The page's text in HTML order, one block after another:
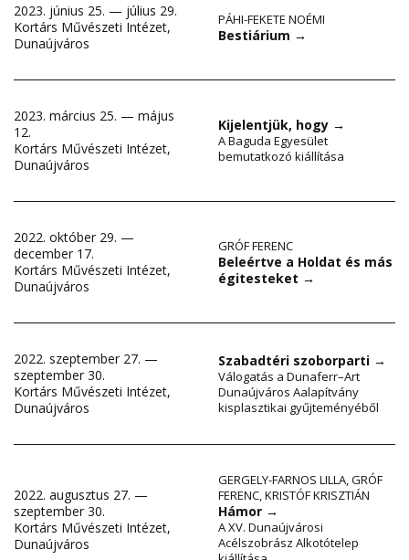
2023. június 25. — július 29.
Kortárs Művészeti Intézet,
Dunaújváros
PÁHI-FEKETE NOÉMI
Bestiárium →
2023. március 25. — május
12.
Kortárs Művészeti Intézet,
Dunaújváros
Kijelentjük, hogy →
A Baguda Egyesület
bemutatkozó kiállítása
2022. október 29. —
december 17.
Kortárs Művészeti Intézet,
Dunaújváros
GRÓF FERENC
Beleértve a Holdat és más
égitesteket →
2022. szeptember 27. —
szeptember 30.
Kortárs Művészeti Intézet,
Dunaújváros
Szabadtéri szoborparti →
Válogatás a Dunaferr–Art
Dunaújváros Aalapítvány
kisplasztikai gyűjteményéből
2022. augusztus 27. —
szeptember 30.
Kortárs Művészeti Intézet,
Dunaújváros
GERGELY-FARNOS LILLA,GRÓF
FERENC,KRISTÓF KRISZTIÁN
Hámor →
A XV. Dunaújvárosi
Acélszobrász Alkotótelep